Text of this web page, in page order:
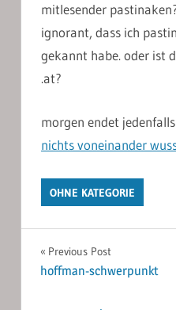
mitlesender
ignorant, dass ich
gekannt habe. oder ist
.at?
morgen endet
nichts voneinander
OHNE KATEGORIE
Post
navigation
Previous Post
hoffman-schwerpunkt